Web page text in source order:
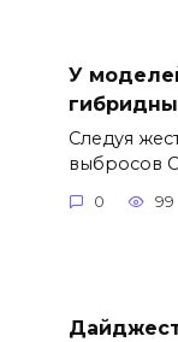
У
Следуя
выбросов
0 99